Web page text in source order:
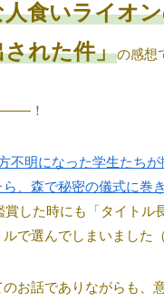
食いライオ
れた件」の感想
！
不明になった学生たち
、森で秘密の儀式に巻
賞した時にも「タイトル
で選んでしまいました（
のお話でありながらも、